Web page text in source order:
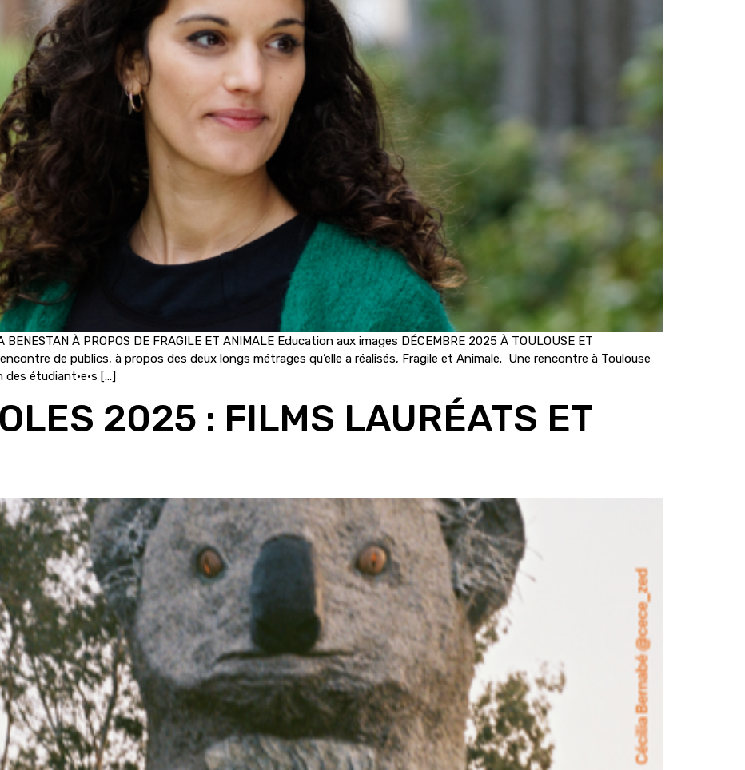
BENESTAN À PROPOS DE FRAGILE ET ANIMALE Education aux images DÉCEMBRE 2025 À TOULOUSE ET
de publics, à propos des deux longs métrages qu’elle a réalisés, Fragile et Animale. Une rencontre à Toulouse
des étudiant·e·s […]
2025 : FILMS LAURÉATS ET